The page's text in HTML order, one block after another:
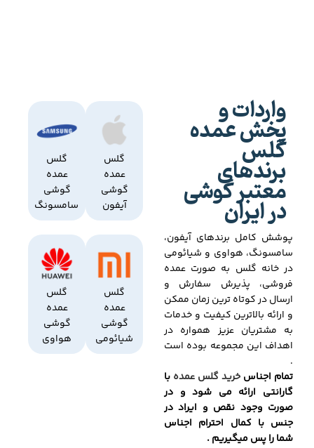
واردات و
پخش عمده
گلس
برندهای
معتبر گوشی
در ایران
پوشش کامل برندهای آیفون،
سامسونگ، هواوی و شیائومی
در خانه گلس به صورت عمده
فروشی، پذیرش سفارش و
ارسال در کوتاه ترین زمان ممکن
و ارائه بالاترین کیفیت و خدمات
به مشتریان عزیز همواره در
اهداف این مجموعه بوده است
.
تمام اجناسخرید گلس عمده با
گارانتی ارائه می شود و در
صورت وجود نقص و ایراد در
جنس با کمال احترام اجناس
شما را پس میگیریم .
گلس
عمده
گوشی
آیفون
گلس
عمده
گوشی
سامسونگ
گلس
عمده
گوشی
شیائومی
گلس
عمده
گوشی
هواوی